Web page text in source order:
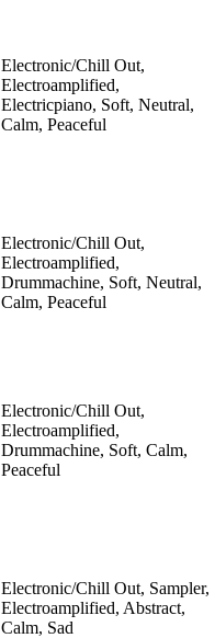
Electronic/Chill Out,
Electroamplified,
Electricpiano, Soft, Neutral,
Calm, Peaceful
Electronic/Chill Out,
Electroamplified,
Drummachine, Soft, Neutral,
Calm, Peaceful
Electronic/Chill Out,
Electroamplified,
Drummachine, Soft, Calm,
Peaceful
Electronic/Chill Out, Sampler,
Electroamplified, Abstract,
Calm, Sad